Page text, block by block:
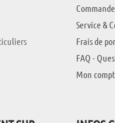
Service &
Frais de
FAQ -
Mon